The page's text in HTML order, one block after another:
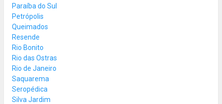
Paraíba do Sul
Petrópolis
Queimados
Resende
Rio Bonito
Rio das Ostras
Rio de Janeiro
Saquarema
Seropédica
Silva Jardim